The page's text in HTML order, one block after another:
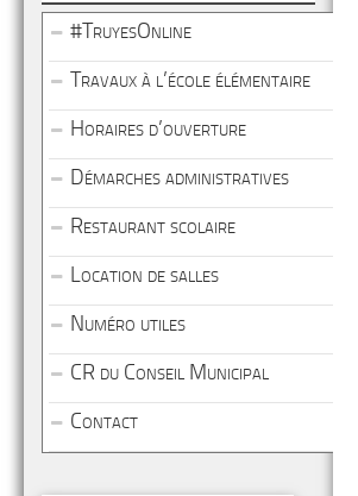
#TruyesOnline
Travaux à l’école élémentaire
Horaires d’ouverture
Démarches administratives
Restaurant scolaire
Location de salles
Numéro utiles
CR du Conseil Municipal
Contact